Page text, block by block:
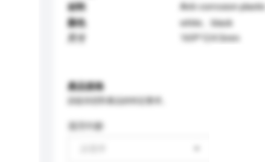
材料
Anti-corrosion plastic
顏色
white、black
169*124.5mm
產品規格
適用年齡